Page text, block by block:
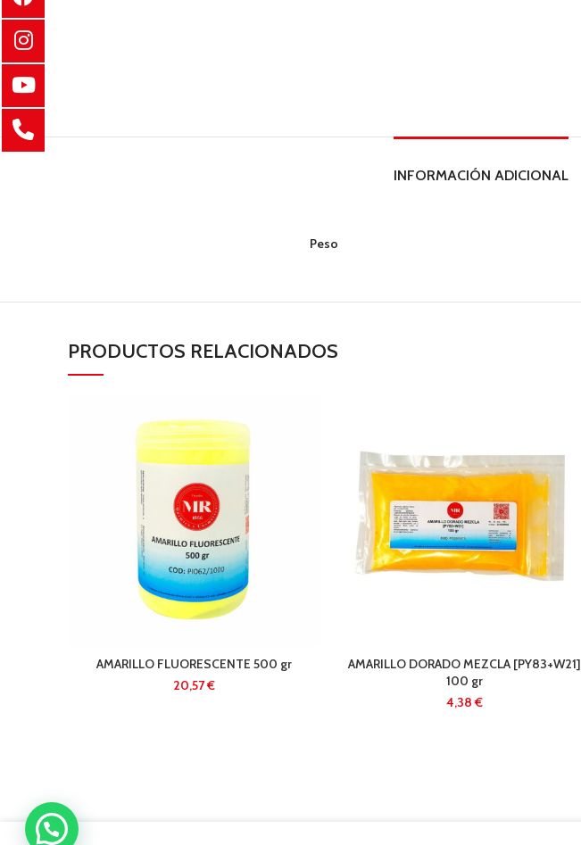
INFORMACIÓN ADICIONAL
Peso
PRODUCTOS RELACIONADOS
AMARILLO FLUORESCENTE 500 gr
€
AMARILLO DORADO MEZCLA [PY83+W21]
100 gr
€